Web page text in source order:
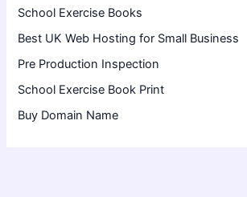
School Exercise Books
Best UK Web Hosting for Small Business
Pre Production Inspection
School Exercise Book Print
Buy Domain Name